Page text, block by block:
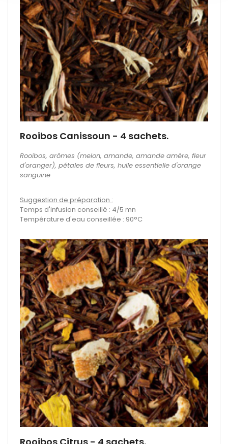
Rooibos Canissoun - 4 sachets.
Rooibos, arômes (melon, amande, amande amère, fleur
d'oranger), pétales de fleurs, huile essentielle d'orange
sanguine
Suggestion de préparation :
Temps d'infusion conseillé : 4/5 mn
Température d'eau conseillée : 90°C